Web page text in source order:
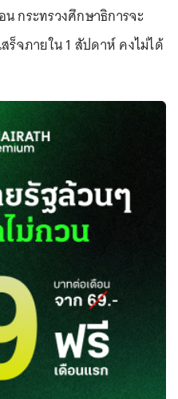
กระทรวงศึกษาธิการจะ
ร็จภายใน 1 สัปดาห์ คงไม่ได้